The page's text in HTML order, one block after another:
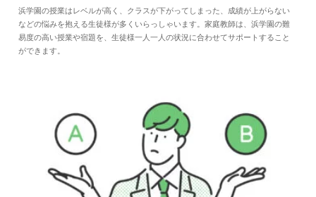
塾 2025.04.24
浜学園の授業はレベルが高く、クラスが下がってしまった、成績が上がらない
などの悩みを抱える生徒様が多くいらっしゃいます。家庭教師は、浜学園の難
易度の高い授業や宿題を、生徒様一人一人の状況に合わせてサポートすること
ができます。